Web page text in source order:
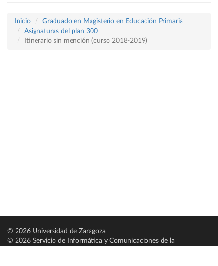
Inicio
Graduado en Magisterio en Educación Primaria
Asignaturas del plan 300
Itinerario sin mención (curso 2018-2019)
© 2026 Universidad de Zaragoza
© 2026 Servicio de Informática y Comunicaciones de la